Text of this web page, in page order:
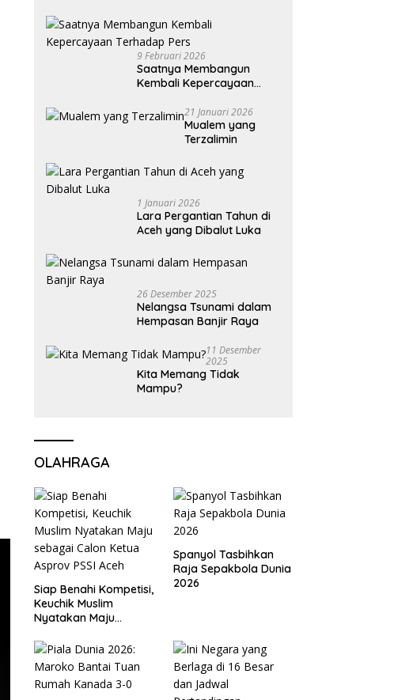
9 Februari 2026
Saatnya Membangun
Kembali Kepercayaan
21 Januari 2026
Mualem yang
Terzalimin
1 Januari 2026
Lara Pergantian Tahun di
Aceh yang Dibalut Luka
26 Desember 2025
Nelangsa Tsunami dalam
Hempasan Banjir Raya
11 Desember
2025
Kita Memang Tidak
Mampu?
OLAHRAGA
Siap Benahi Kompetisi,
Keuchik Muslim
Nyatakan Maju
Asprov PSSI Aceh
Spanyol Tasbihkan
Raja Sepakbola Dunia
2026